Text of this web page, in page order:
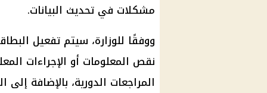
مشكلات في تحديث البيانات.
ووفقًا للوزارة، سيتم تفعيل
نقص المعلومات أو الإجراءات
المراجعات الدورية، بالإضافة